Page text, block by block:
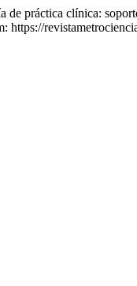
práctica clínica: